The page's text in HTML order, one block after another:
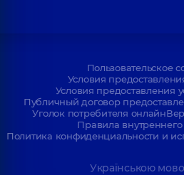
Пользовательское
Условия
Условия предоставления
Публичный договор
Уголок потребителя онлайн
Правила
Политика конфиденциальности и
Українською